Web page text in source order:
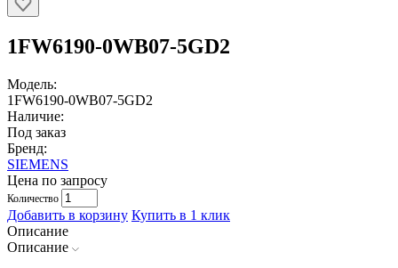
1FW6190-0WB07-5GD2
Модель:
1FW6190-0WB07-5GD2
Наличие:
Под заказ
Бренд:
SIEMENS
Цена по запросу
Количество
Добавить в корзину Купить в 1 клик
Описание
Описание